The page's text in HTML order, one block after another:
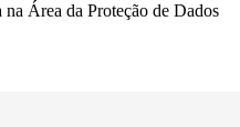
Área da Proteção de Dados